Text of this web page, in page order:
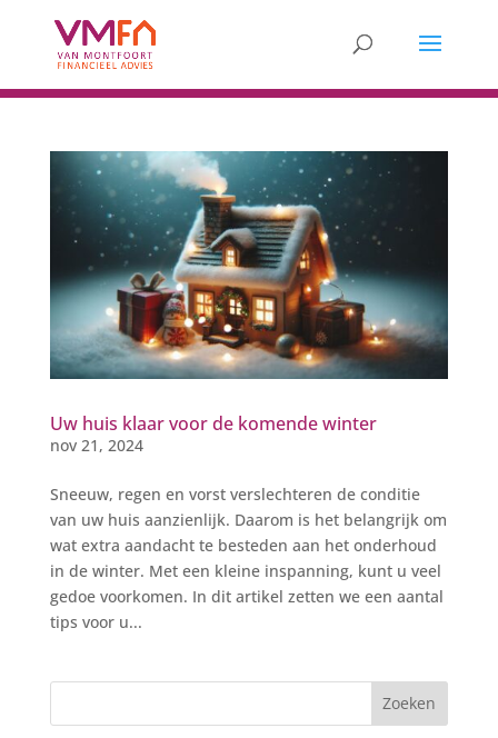
Uw huis klaar voor de komende winter
nov 21, 2024
Sneeuw, regen en vorst verslechteren de conditie
van uw huis aanzienlijk. Daarom is het belangrijk om
wat extra aandacht te besteden aan het onderhoud
in de winter. Met een kleine inspanning, kunt u veel
gedoe voorkomen. In dit artikel zetten we een aantal
tips voor u...